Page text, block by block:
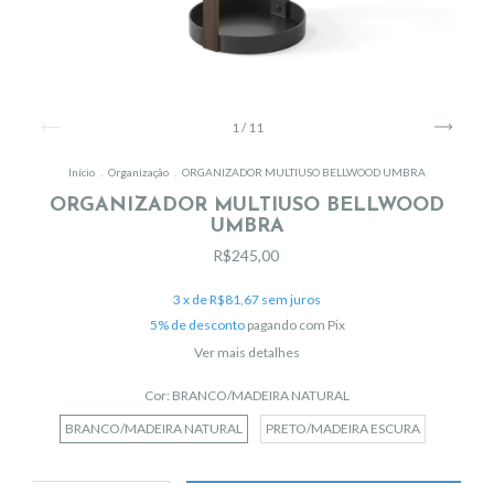
1 / 11
Início Organização ORGANIZADOR MULTIUSO BELLWOOD UMBRA
ORGANIZADOR MULTIUSO BELLWOOD
UMBRA
R$245,00
3 x deR$81,67 sem juros
5% de descontopagando com Pix
Ver mais detalhes
Cor: BRANCO/MADEIRA NATURAL
BRANCO/MADEIRA NATURAL
PRETO/MADEIRA ESCURA